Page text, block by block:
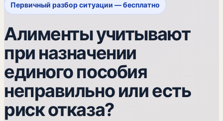
Первичный разбор ситуации — бесплатно
Алименты учитывают
при назначении
единого пособия
неправильно или есть
риск отказа?